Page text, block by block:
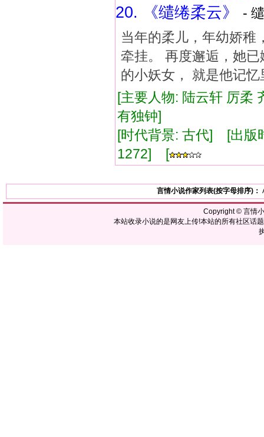
20. 《缱绻柔云》
-
当年的柔儿，年幼娇稚
牵挂。 再度邂逅，她
的小妖女， 就是他记
[主要人物: 陆云轩 厉
有独钟]
[时代背景: 古代] [出
1272] [
言情小说作家列表(按字母排序)：
Copyright © 言情
本站收录小说的是网友上传!本站的所有社区话